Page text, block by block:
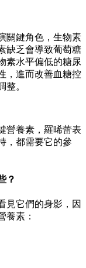
關鍵角色，生物素
缺乏會導致葡萄糖
素水平偏低的糖尿
，進而改善血糖控
整。
營養素，羅晞蕾表
，都需要它的參
？
見它們的身影，因
養素：